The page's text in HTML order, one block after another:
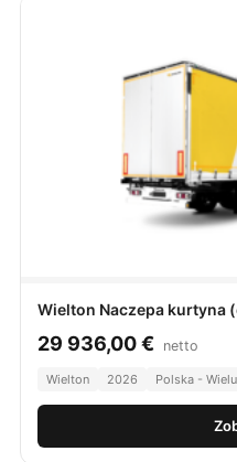
Wielton Naczepa kurtyna
29 936,00€ netto
Wielton 2026 Polska -